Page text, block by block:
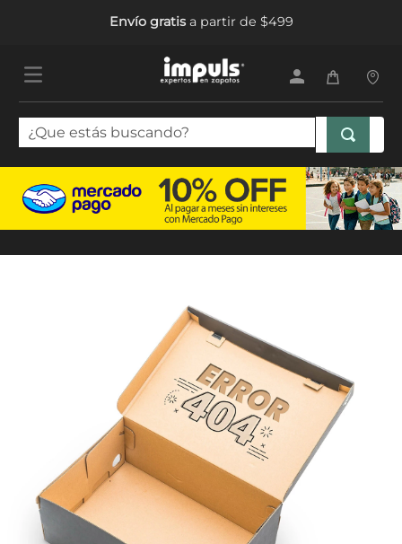
Envío gratisa partir de $499
¿Que estás buscando?
TÉRMINOS MÁS BUSCADOS
1.
sandalias mujer